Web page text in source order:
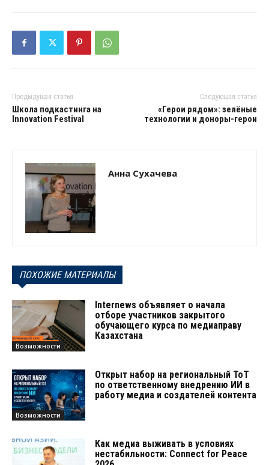
Предыдущая статья
Школа подкастинга на
Innovation Festival
Следующая статья
«Герои рядом»: зелёные
технологии и доноры-герои
Анна Сухачева
ПОХОЖИЕ МАТЕРИАЛЫ
Возможности
Internews объявляет о начала
отборе участников закрытого
обучающего курса по медиаправу
Казахстана
Возможности
Открыт набор на региональный ТоТ
по ответственному внедрению ИИ в
работу медиа и создателей контента
Как медиа выживать в условиях
нестабильности: Connect for Peace